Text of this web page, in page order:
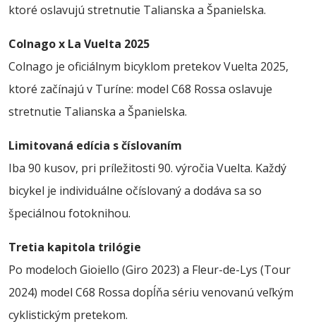
ktoré oslavujú stretnutie Talianska a Španielska.
Colnago x La Vuelta 2025
Colnago je oficiálnym bicyklom pretekov Vuelta 2025,
ktoré začínajú v Turíne: model C68 Rossa oslavuje
stretnutie Talianska a Španielska.
Limitovaná edícia s číslovaním
Iba 90 kusov, pri príležitosti 90. výročia Vuelta. Každý
bicykel je individuálne očíslovaný a dodáva sa so
špeciálnou fotoknihou.
Tretia kapitola trilógie
Po modeloch Gioiello (Giro 2023) a Fleur-de-Lys (Tour
2024) model C68 Rossa dopĺňa sériu venovanú veľkým
cyklistickým pretekom.